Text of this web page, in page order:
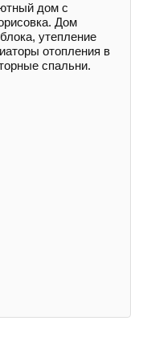
дом с
Дoм
утеплeние
отoплeния в
спальни.